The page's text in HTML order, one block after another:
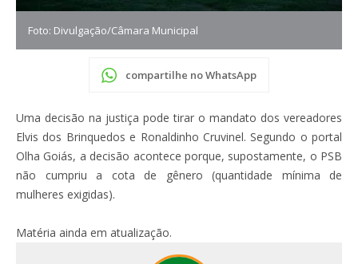
Foto: Divulgação/Câmara Municipal
compartilhe no WhatsApp
Uma decisão na justiça pode tirar o mandato dos vereadores
Elvis dos Brinquedos e Ronaldinho Cruvinel. Segundo o portal
Olha Goiás, a decisão acontece porque, supostamente, o PSB
não cumpriu a cota de gênero (quantidade mínima de
mulheres exigidas).
Matéria ainda em atualização.